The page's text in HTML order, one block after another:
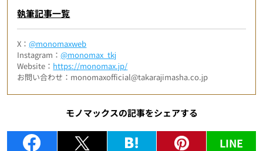
執筆記事一覧
X：@monomaxweb
Instagram：@monomax_tkj
Website： https://monomax.jp/
お問い合わせ：monomaxofficial@takarajimasha.co.jp
モノマックスの記事をシェアする
LINE